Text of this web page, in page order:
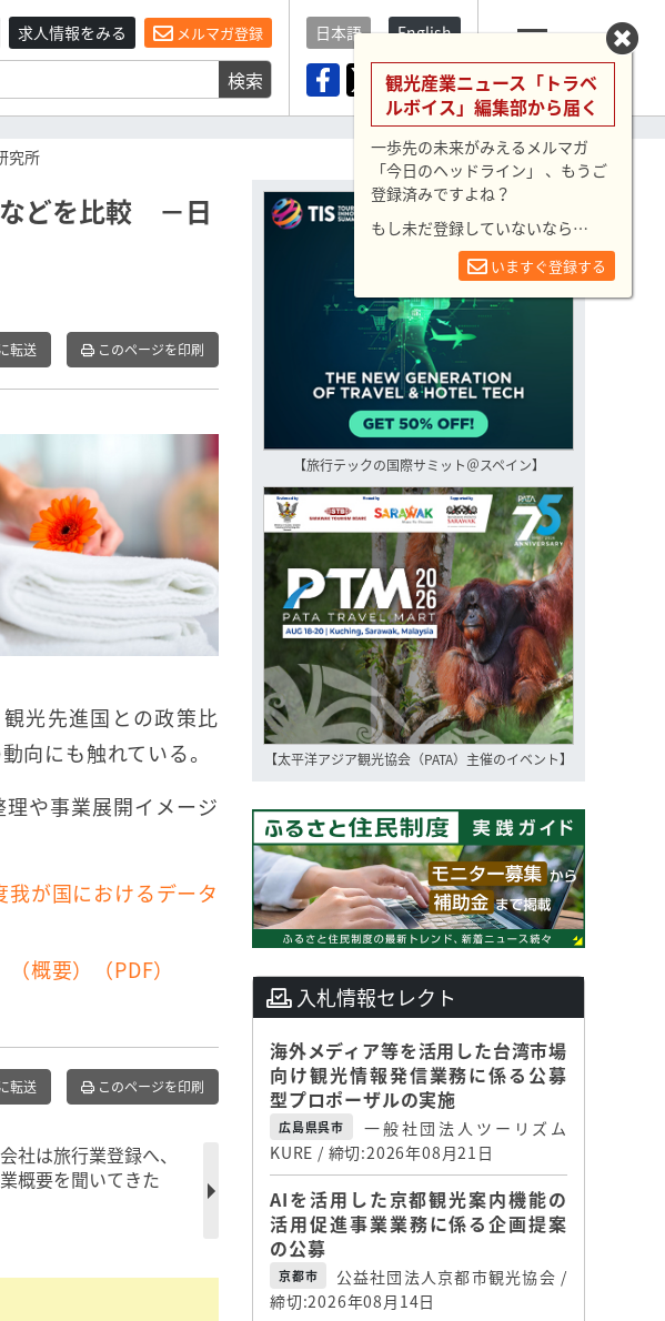
求人情報をみる メルマガ登録
検索
日本語 English
メニュー
究所
どを比較 －日
転送 このページを印刷
光先進国との政策比
向にも触れている。
や事業展開イメージ
が国におけるデータ
概要）（PDF）
転送 このページを印刷
社は旅行業登録へ、
概要を聞いてきた
【旅行テックの国際サミット＠スペイン】
【太平洋アジア観光協会（PATA）主催のイベント】
入札情報セレクト
海外メディア等を活用した台湾市場
向け観光情報発信業務に係る公募
型プロポーザルの実施
広島県呉市
一般社団法人ツーリズム
KURE / 締切:2026年08月21日
AIを活用した京都観光案内機能の
活用促進事業業務に係る企画提案
の公募
京都市
公益社団法人京都市観光協会 /
締切:2026年08月14日
観光産業ニュース「トラベ
ルボイス」編集部から届く
一歩先の未来がみえるメルマガ
「今日のヘッドライン」 、もうご
登録済みですよね？
もし未だ登録していないなら…
いますぐ登録する